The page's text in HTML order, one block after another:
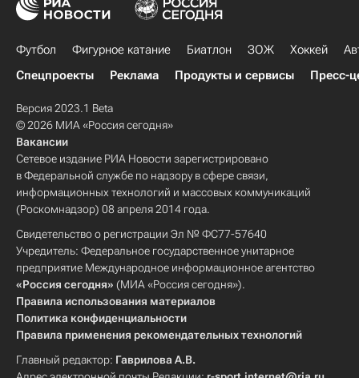
Футбол Фигурное катание Биатлон ЗОЖ Хоккей
Спецпроекты
Реклама Продукты и сервисы Пресс-
Версия 2023.1 Beta
© 2026 МИА «Россия сегодня»
Вакансии
Сетевое издание РИА Новости зарегистрировано
в Федеральной службе по надзору в сфере связи,
информационных технологий и массовых коммуникаций
(Роскомнадзор) 08 апреля 2014 года.
Свидетельство о регистрации Эл № ФС77-57640
Учредитель: Федеральное государственное унитарное
предприятие Международное информационное агентство
«Россия сегодня» (МИА «Россия сегодня»).
Правила использования материалов
Политика конфиденциальности
Правила применения рекомендательных технологий
Главный редактор: Гаврилова А.В.